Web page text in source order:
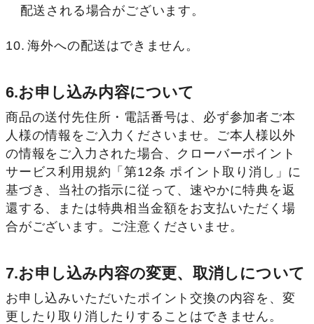
配送される場合がございます。
海外への配送はできません。
6.お申し込み内容について
商品の送付先住所・電話番号は、必ず参加者ご本
人様の情報をご入力くださいませ。ご本人様以外
の情報をご入力された場合、クローバーポイント
サービス利用規約「第12条 ポイント取り消し」に
基づき、当社の指示に従って、速やかに特典を返
還する、または特典相当金額をお支払いただく場
合がございます。ご注意くださいませ。
7.お申し込み内容の変更、取消しについて
お申し込みいただいたポイント交換の内容を、変
更したり取り消したりすることはできません。